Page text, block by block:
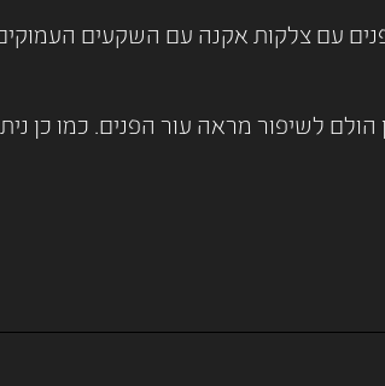
עם צלקות אקנה עם השקעים